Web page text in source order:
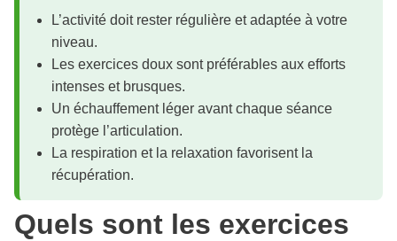
L’activité doit rester régulière et adaptée à votre
niveau.
Les exercices doux sont préférables aux efforts
intenses et brusques.
Un échauffement léger avant chaque séance
protège l’articulation.
La respiration et la relaxation favorisent la
récupération.
Quels sont les exercices